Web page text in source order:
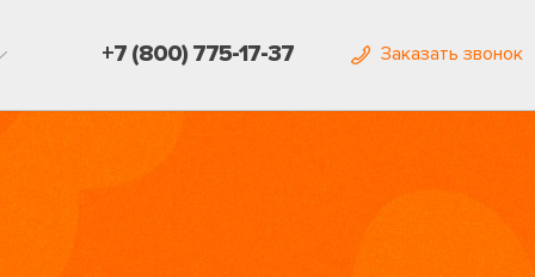
+7 (800) 775-17-37 Заказать звонок